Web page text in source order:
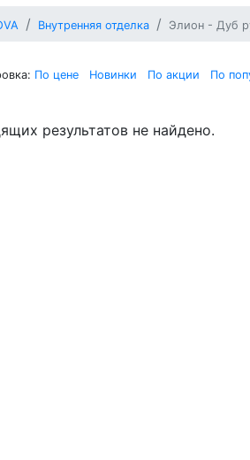
Внутренняя отделка Элион - Дуб
По цене Новинки По акции По
результатов не найдено.